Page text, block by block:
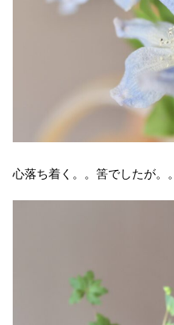
心落ち着く。。筈でしたが。。